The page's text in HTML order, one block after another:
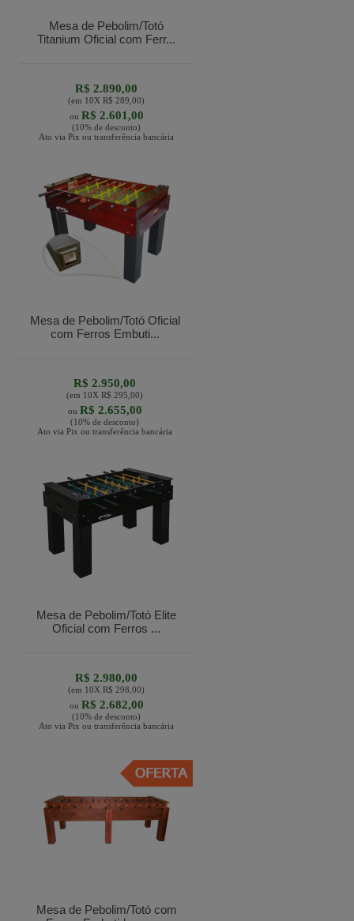
Mesa de Pebolim/Totó
Titanium Oficial com Ferr...
R$ 2.890,00
(em 10XR$ 289,00)
ou R$ 2.601,00
(10% de desconto)
Ato via Pix ou transferência bancária
Mesa de Pebolim/Totó Oficial
com Ferros Embuti...
R$ 2.950,00
(em 10XR$ 295,00)
ou R$ 2.655,00
(10% de desconto)
Ato via Pix ou transferência bancária
Mesa de Pebolim/Totó Elite
Oficial com Ferros ...
R$ 2.980,00
(em 10XR$ 298,00)
ou R$ 2.682,00
(10% de desconto)
Ato via Pix ou transferência bancária
Mesa de Pebolim/Totó com